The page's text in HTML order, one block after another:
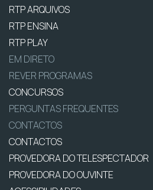
RTP ARQUIVOS
RTP ENSINA
RTP PLAY
EM DIRETO
REVER PROGRAMAS
CONCURSOS
PERGUNTAS FREQUENTES
CONTACTOS
CONTACTOS
PROVEDORA DO TELESPECTADOR
PROVEDORA DO OUVINTE